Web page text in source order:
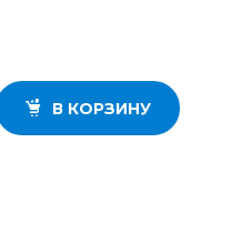
В КОРЗИНУ